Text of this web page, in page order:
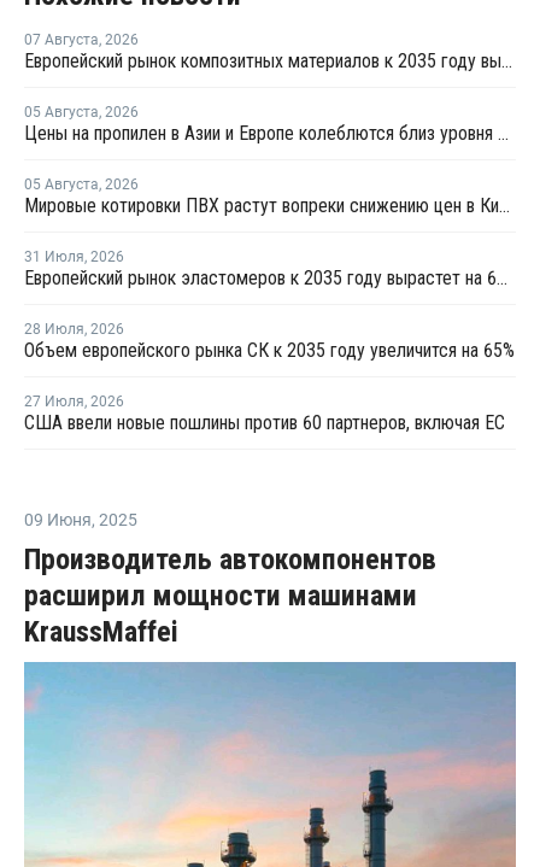
07 Августа, 2026
Европейский рынок композитных материалов к 2035 году вырастет до USD47,5 млрд
05 Августа, 2026
Цены на пропилен в Азии и Европе колеблются близ уровня в USD1000
05 Августа, 2026
Мировые котировки ПВХ растут вопреки снижению цен в Китае
31 Июля, 2026
Европейский рынок эластомеров к 2035 году вырастет на 64%
28 Июля, 2026
Объем европейского рынка СК к 2035 году увеличится на 65%
27 Июля, 2026
США ввели новые пошлины против 60 партнеров, включая ЕС
09 Июня, 2025
Производитель автокомпонентов
расширил мощности машинами
KraussMaffei